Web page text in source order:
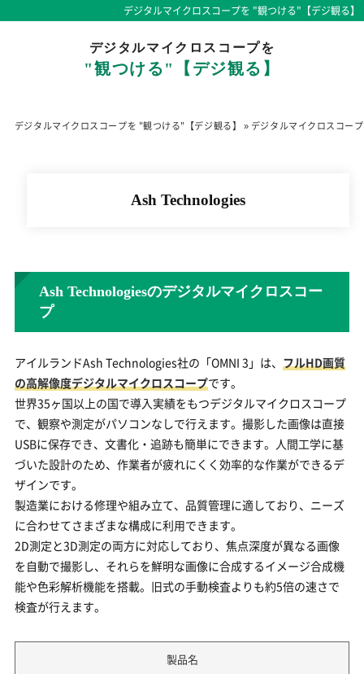
デジタルマイクロスコープを "観つける"【デジ観る】
デジタルマイクロスコープを
"観つける"【デジ観る】
デジタルマイクロスコープを "観つける"【デジ観る】 » デジタルマイクロスコー
Ash Technologies
Ash Technologiesのデジタルマイクロスコー
プ
アイルランドAsh Technologies社の「OMNI 3」は、 フルHD画質
の高解像度デジタルマイクロスコープです。
世界35ヶ国以上の国で導入実績をもつデジタルマイクロスコープ
で、観察や測定がパソコンなしで行えます。撮影した画像は直接
USBに保存でき、文書化・追跡も簡単にできます。人間工学に基
づいた設計のため、作業者が疲れにくく効率的な作業ができるデ
ザインです。
製造業における修理や組み立て、品質管理に適しており、ニーズ
に合わせてさまざまな構成に利用できます。
2D測定と3D測定の両方に対応しており、焦点深度が異なる画像
を自動で撮影し、それらを鮮明な画像に合成するイメージ合成機
能や色彩解析機能を搭載。旧式の手動検査よりも約5倍の速さで
検査が行えます。
製品名